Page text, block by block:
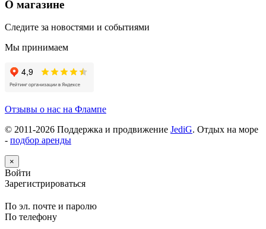
О магазине
Следите за новостями и событиями
Мы принимаем
Отзывы о нас на Флампе
© 2011-2026 Поддержка и продвижение JediG. Отдых на море
- подбор аренды
×
Войти
Зарегистрироваться
По эл. почте и паролю
По телефону